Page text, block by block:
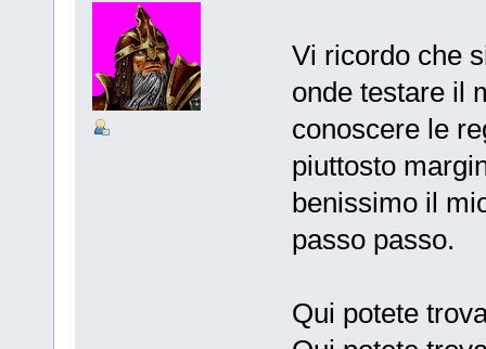
Vi ricordo che
onde testare il
conoscere le
piuttosto
benissimo il
passo passo.
Qui potete